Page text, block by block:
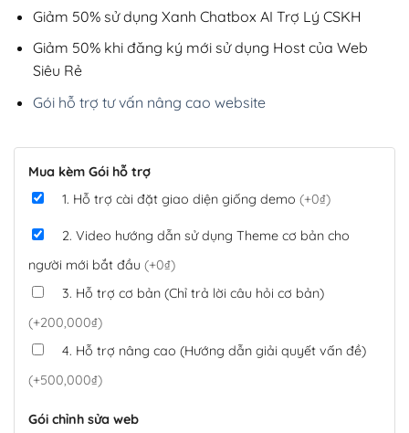
Giảm 50% sử dụng Xanh Chatbox AI Trợ Lý CSKH
Giảm 50% khi đăng ký mới sử dụng Host của Web
Siêu Rẻ
Gói hỗ trợ tư vấn nâng cao website
Mua kèm Gói hỗ trợ
1. Hỗ trợ cài đặt giao diện giống demo (+0₫)
2. Video hướng dẫn sử dụng Theme cơ bản cho
người mới bắt đầu (+0₫)
3. Hỗ trợ cơ bản (Chỉ trả lời câu hỏi cơ bản)
(+200,000₫)
4. Hỗ trợ nâng cao (Hướng dẫn giải quyết vấn đề)
(+500,000₫)
Gói chỉnh sửa web